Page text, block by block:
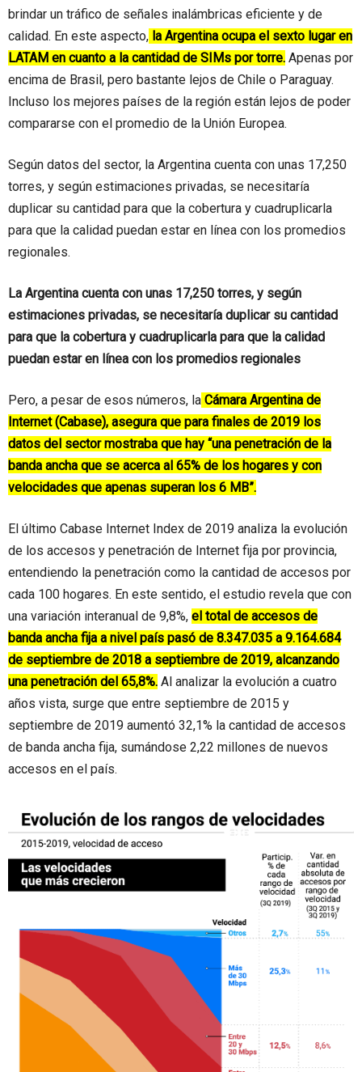
brindar un tráfico de señales inalámbricas eficiente y de
calidad. En este aspecto, la Argentina ocupa el sexto lugar en
LATAM en cuanto a la cantidad de SIMs por torre. Apenas por
encima de Brasil, pero bastante lejos de Chile o Paraguay.
Incluso los mejores países de la región están lejos de poder
compararse con el promedio de la Unión Europea.
Según datos del sector, la Argentina cuenta con unas 17,250
torres, y según estimaciones privadas, se necesitaría
duplicar su cantidad para que la cobertura y cuadruplicarla
para que la calidad puedan estar en línea con los promedios
regionales.
La Argentina cuenta con unas 17,250 torres, y según
estimaciones privadas, se necesitaría duplicar su cantidad
para que la cobertura y cuadruplicarla para que la calidad
puedan estar en línea con los promedios regionales
Pero, a pesar de esos números, la Cámara Argentina de
Internet (Cabase), asegura que para finales de 2019 los
datos del sector mostraba que hay “una penetración de la
banda ancha que se acerca al 65% de los hogares y con
velocidades que apenas superan los 6 MB”.
El último Cabase Internet Index de 2019 analiza la evolución
de los accesos y penetración de Internet fija por provincia,
entendiendo la penetración como la cantidad de accesos por
cada 100 hogares. En este sentido, el estudio revela que con
una variación interanual de 9,8%, el total de accesos de
banda ancha fija a nivel país pasó de 8.347.035 a 9.164.684
de septiembre de 2018 a septiembre de 2019, alcanzando
una penetración del 65,8%. Al analizar la evolución a cuatro
años vista, surge que entre septiembre de 2015 y
septiembre de 2019 aumentó 32,1% la cantidad de accesos
de banda ancha fija, sumándose 2,22 millones de nuevos
accesos en el país.